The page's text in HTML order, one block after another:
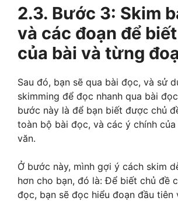
2.3. Bước 3: Skim
và các đoạn để
của bài và từng
Sau đó, bạn sẽ qua bài đọc, và sử
skimming để đọc nhanh qua bài
bước này là để bạn biết được chủ
toàn bộ bài đọc, và các ý chính
văn.
Ở bước này, mình gợi ý cách skim
hơn cho bạn, đó là: Để biết chủ đề
đọc, bạn sẽ đọc hiểu đoạn đầu tiên